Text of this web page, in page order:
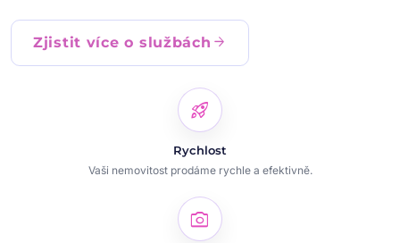
Zjistit více o službách arrow_forward
rocket_launch
Rychlost
Vaši nemovitost prodáme rychle a efektivně.
photo_camera